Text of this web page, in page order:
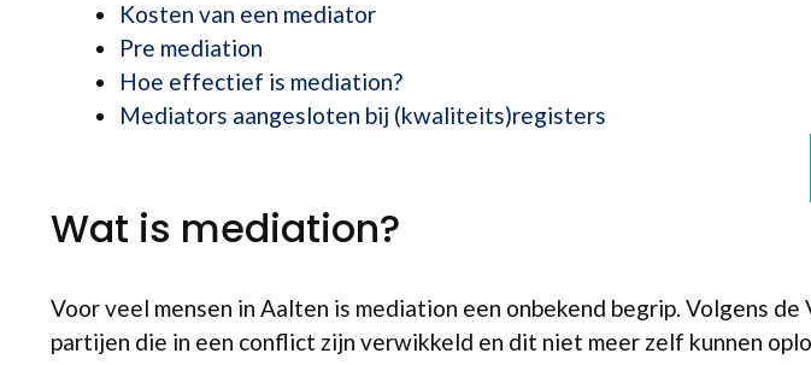
Kosten van een mediator
Pre mediation
Hoe effectief is mediation?
Mediators aangesloten bij (kwaliteits)registers
Wat is mediation?
Voor veel mensen in Aalten is mediation een onbekend begrip. Volgens
partijen die in een conflict zijn verwikkeld en dit niet meer zelf kunnen